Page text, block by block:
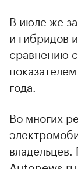
В июле же
и гибридов
сравнению
года.
Во многих